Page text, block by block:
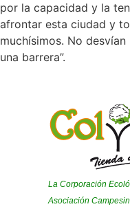
por la capacidad y la
afrontar esta ciudad y
muchísimos. No
una barrera”.
La Corporación
Asociación